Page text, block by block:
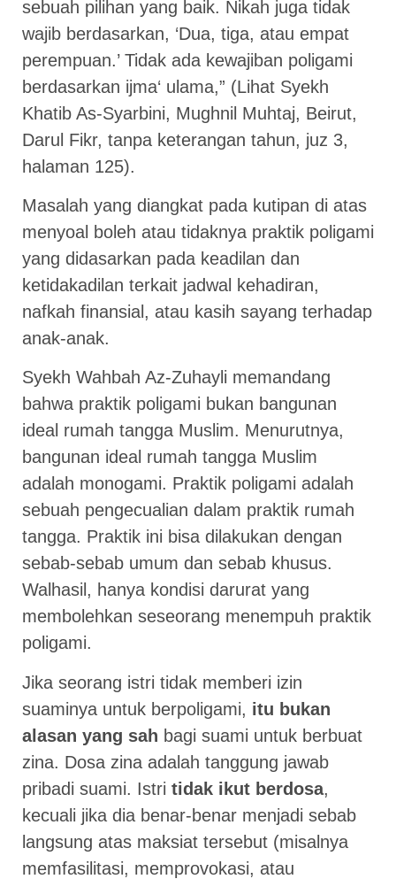
sebuah pilihan yang baik. Nikah juga tidak
wajib berdasarkan, ‘Dua, tiga, atau empat
perempuan.’ Tidak ada kewajiban poligami
berdasarkan ijma‘ ulama,” (Lihat Syekh
Khatib As-Syarbini, Mughnil Muhtaj, Beirut,
Darul Fikr, tanpa keterangan tahun, juz 3,
halaman 125).
Masalah yang diangkat pada kutipan di atas
menyoal boleh atau tidaknya praktik poligami
yang didasarkan pada keadilan dan
ketidakadilan terkait jadwal kehadiran,
nafkah finansial, atau kasih sayang terhadap
anak-anak.
Syekh Wahbah Az-Zuhayli memandang
bahwa praktik poligami bukan bangunan
ideal rumah tangga Muslim. Menurutnya,
bangunan ideal rumah tangga Muslim
adalah monogami. Praktik poligami adalah
sebuah pengecualian dalam praktik rumah
tangga. Praktik ini bisa dilakukan dengan
sebab-sebab umum dan sebab khusus.
Walhasil, hanya kondisi darurat yang
membolehkan seseorang menempuh praktik
poligami.
Jika seorang istri tidak memberi izin
suaminya untuk berpoligami, itu bukan
alasan yang sah bagi suami untuk berbuat
zina. Dosa zina adalah tanggung jawab
pribadi suami. Istri tidak ikut berdosa,
kecuali jika dia benar-benar menjadi sebab
langsung atas maksiat tersebut (misalnya
memfasilitasi, memprovokasi, atau